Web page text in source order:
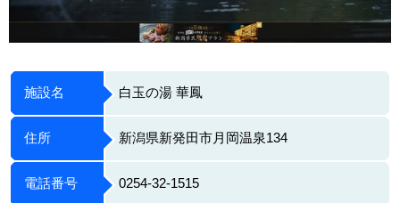
施設名 白玉の湯 華鳳
住所 新潟県新発田市月岡温泉134
電話番号 0254-32-1515